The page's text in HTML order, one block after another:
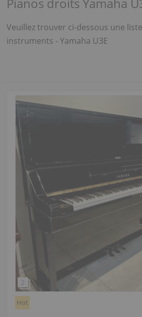
Pianos droits Yamaha
Veuillez trouver ci-dessous une
instruments - Yamaha U3E
Hot